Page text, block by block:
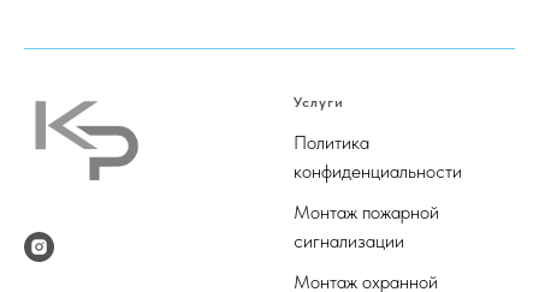
Услуги
Политика
конфиденциальности
Монтаж пожарной
сигнализации
Монтаж охранной